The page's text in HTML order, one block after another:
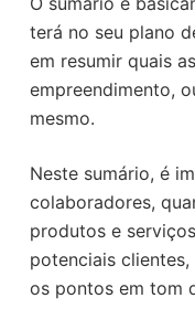
terá no seu plano
em resumir quais
empreendimento,
mesmo.
Neste sumário, é
colaboradores,
produtos e
potenciais
os pontos em tom